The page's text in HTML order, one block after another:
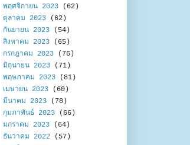
พฤศจิกายน 2023 (62)
ตุลาคม 2023 (62)
กันยายน 2023 (54)
สิงหาคม 2023 (65)
กรกฎาคม 2023 (76)
มิถุนายน 2023 (71)
พฤษภาคม 2023 (81)
เมษายน 2023 (60)
มีนาคม 2023 (78)
กุมภาพันธ์ 2023 (66)
มกราคม 2023 (64)
ธันวาคม 2022 (57)